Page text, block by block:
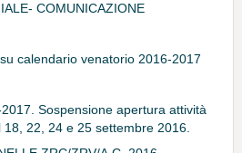
COMUNICAZIONE
calendario venatorio 2016-2017
Sospensione apertura attività
22, 24 e 25 settembre 2016.